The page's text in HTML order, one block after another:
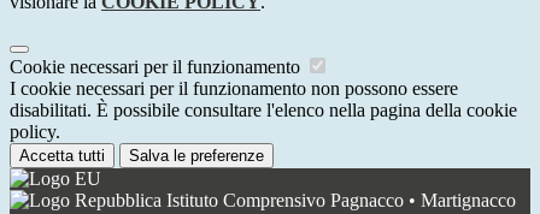
Cookie necessari per il funzionamento
I cookie necessari per il funzionamento non possono essere
disabilitati. È possibile consultare l'elenco nella pagina della cookie
policy.
Accetta tutti Salva le preferenze
Istituto Comprensivo Pagnacco • Martignacco